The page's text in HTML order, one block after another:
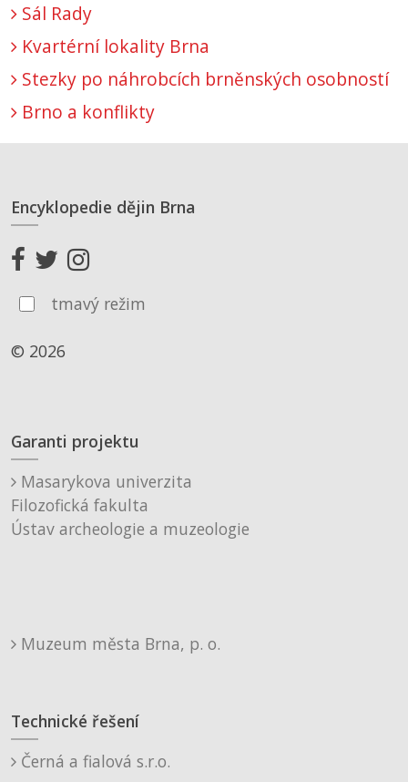
Sál Rady
Kvartérní lokality Brna
Stezky po náhrobcích brněnských osobností
Brno a konflikty
Encyklopedie dějin Brna
tmavý režim
© 2026
Garanti projektu
Masarykova univerzita
Filozofická fakulta
Ústav archeologie a muzeologie
Muzeum města Brna, p. o.
Technické řešení
Černá a fialová s.r.o.